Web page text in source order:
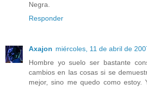
Negra.
Responder
Axajon miércoles, 11 de abril de
Hombre yo suelo ser bastante
cambios en las cosas si se
mejor, sino me quedo como estoy.